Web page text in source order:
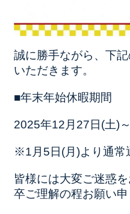
誠に勝手ながら、下
いただきます。
■年末年始休暇期間
2025年12月27日(土)
※1月5日(月)より通常
皆様には大変ご迷惑
卒ご理解の程お願い申